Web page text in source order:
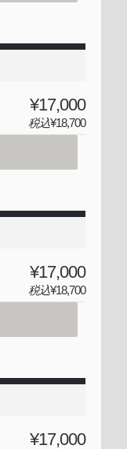
¥17,000
税込¥18,700
¥17,000
税込¥18,700
¥17,000